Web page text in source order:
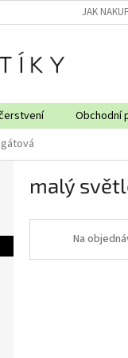
JAK
Obchodní
malý
Na